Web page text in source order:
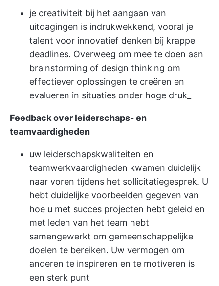
je creativiteit bij het aangaan van
uitdagingen is indrukwekkend, vooral je
talent voor innovatief denken bij krappe
deadlines. Overweeg om mee te doen aan
brainstorming of design thinking om
effectiever oplossingen te creëren en
evalueren in situaties onder hoge druk_
Feedback over leiderschaps- en
teamvaardigheden
uw leiderschapskwaliteiten en
teamwerkvaardigheden kwamen duidelijk
naar voren tijdens het sollicitatiegesprek. U
hebt duidelijke voorbeelden gegeven van
hoe u met succes projecten hebt geleid en
met leden van het team hebt
samengewerkt om gemeenschappelijke
doelen te bereiken. Uw vermogen om
anderen te inspireren en te motiveren is
een sterk punt